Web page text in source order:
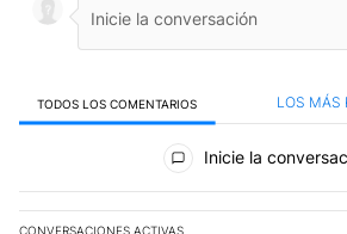
TODOS LOS COMENTARIOS LOS MÁS
Todos los comentarios
Inicie la
CONVERSACIONES ACTIVAS